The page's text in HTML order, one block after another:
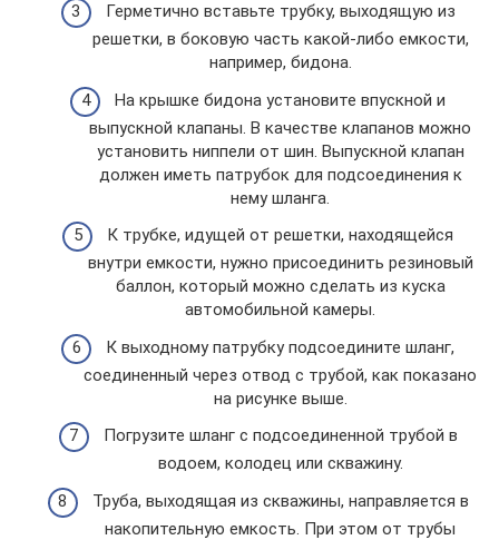
Герметично вставьте трубку, выходящую из
решетки, в боковую часть какой-либо емкости,
например, бидона.
На крышке бидона установите впускной и
выпускной клапаны. В качестве клапанов можно
установить ниппели от шин. Выпускной клапан
должен иметь патрубок для подсоединения к
нему шланга.
К трубке, идущей от решетки, находящейся
внутри емкости, нужно присоединить резиновый
баллон, который можно сделать из куска
автомобильной камеры.
К выходному патрубку подсоедините шланг,
соединенный через отвод с трубой, как показано
на рисунке выше.
Погрузите шланг с подсоединенной трубой в
водоем, колодец или скважину.
Труба, выходящая из скважины, направляется в
накопительную емкость. При этом от трубы